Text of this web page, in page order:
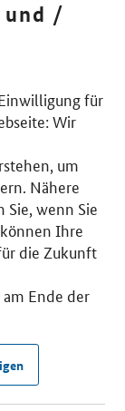
und /
für
Wir
um
Nähere
wenn Sie
Ihre
die Zukunft
Ende der